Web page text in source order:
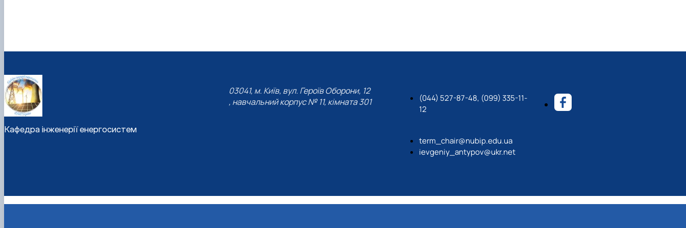
Кафедра інженерії енергосистем
03041, м. Київ, вул. Героїв Оборони, 12
, навчальний корпус № 11, кімната 301
(044) 527-87-48, (099) 335-11-
12
term_chair@nubip.edu.ua
ievgeniy_antypov@ukr.net